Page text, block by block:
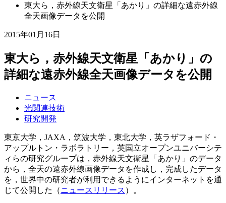
東大ら，赤外線天文衛星「あかり」の詳細な遠赤外線
全天画像データを公開
2015年01月16日
東大ら，赤外線天文衛星「あかり」の
詳細な遠赤外線全天画像データを公開
ニュース
光関連技術
研究開発
東京大学，JAXA，筑波大学，東北大学，英ラザフォード・
アップルトン・ラボラトリー，英国立オープンユニバーシテ
ィらの研究グループは，赤外線天文衛星「あかり」のデータ
から，全天の遠赤外線画像データを作成し，完成したデータ
を，世界中の研究者が利用できるようにインターネットを通
じて公開した（ニュースリリース ）。